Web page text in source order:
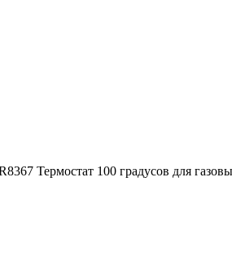
Термостат 100 градусов для